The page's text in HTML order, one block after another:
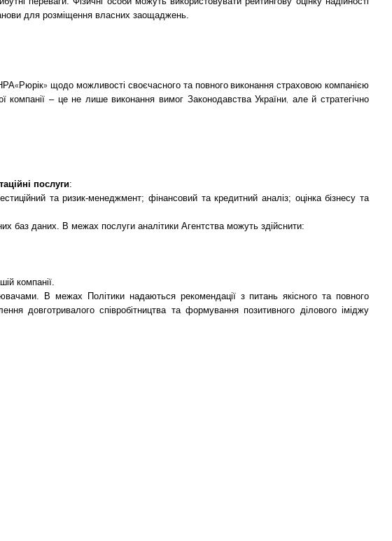
для розміщення власних заощаджень.
щодо можливості своєчасного та повного виконання страховою компанією
компанії ‒ це не лише виконання вимог Законодавства України, але й стратегічно
послуги:
та ризик-менеджмент; фінансовий та кредитний аналіз; оцінка бізнесу та
баз даних. В межах послуги аналітики Агентства можуть здійснити:
компанії.
В межах Політики надаються рекомендації з питань якісного та повного
довготривалого співробітництва та формування позитивного ділового іміджу